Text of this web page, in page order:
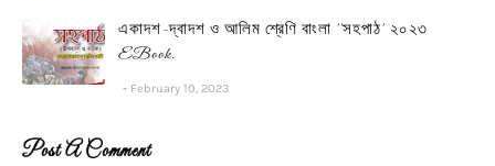
একাদশ-দ্বাদশ ও আলিম শ্রেণি বাংলা ''সহপাঠ' ২০২৩
EBook.
February 10, 2023
Post A Comment